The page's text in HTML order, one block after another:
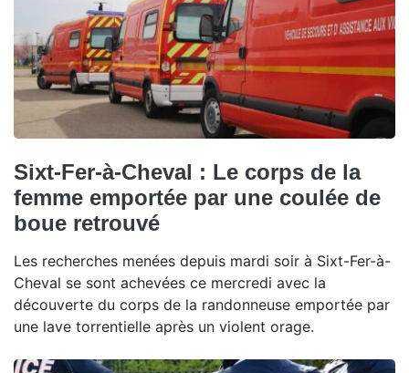
Sixt-Fer-à-Cheval : Le corps de la
femme emportée par une coulée de
boue retrouvé
Les recherches menées depuis mardi soir à Sixt-Fer-à-
Cheval se sont achevées ce mercredi avec la
découverte du corps de la randonneuse emportée par
une lave torrentielle après un violent orage.